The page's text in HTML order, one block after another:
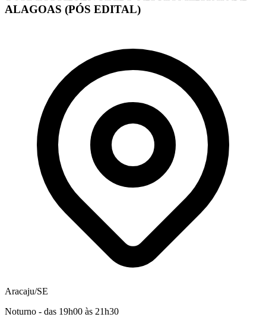
ALAGOAS (PÓS EDITAL)
Aracaju/SE
Noturno - das 19h00 às 21h30